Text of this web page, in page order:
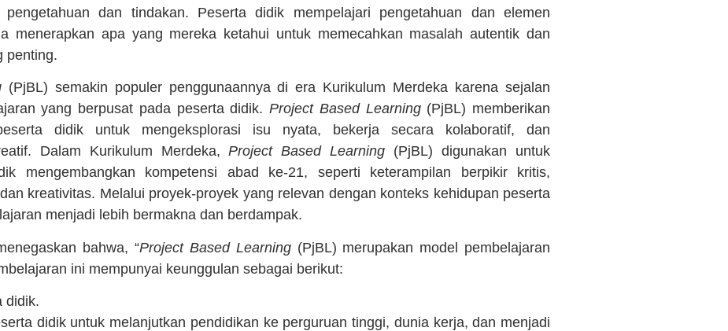
pengetahuan dan tindakan. Peserta didik mempelajari pengetahuan dan elemen
menerapkan apa yang mereka ketahui untuk memecahkan masalah autentik dan
penting.
(PjBL) semakin populer penggunaannya di era Kurikulum Merdeka karena sejalan
yang berpusat pada peserta didik. Project Based Learning(PjBL) memberikan
didik untuk mengeksplorasi isu nyata, bekerja secara kolaboratif, dan
Dalam Kurikulum Merdeka,Project Based Learning (PjBL) digunakan untuk
mengembangkan kompetensi abad ke-21, seperti keterampilan berpikir kritis,
kreativitas. Melalui proyek-proyek yang relevan dengan konteks kehidupan peserta
menjadi lebih bermakna dan berdampak.
bahwa, “Project Based Learning(PjBL) merupakan model pembelajaran
ini mempunyai keunggulan sebagai berikut:
didik.
didik untuk melanjutkan pendidikan ke perguruan tinggi, dunia kerja, dan menjadi